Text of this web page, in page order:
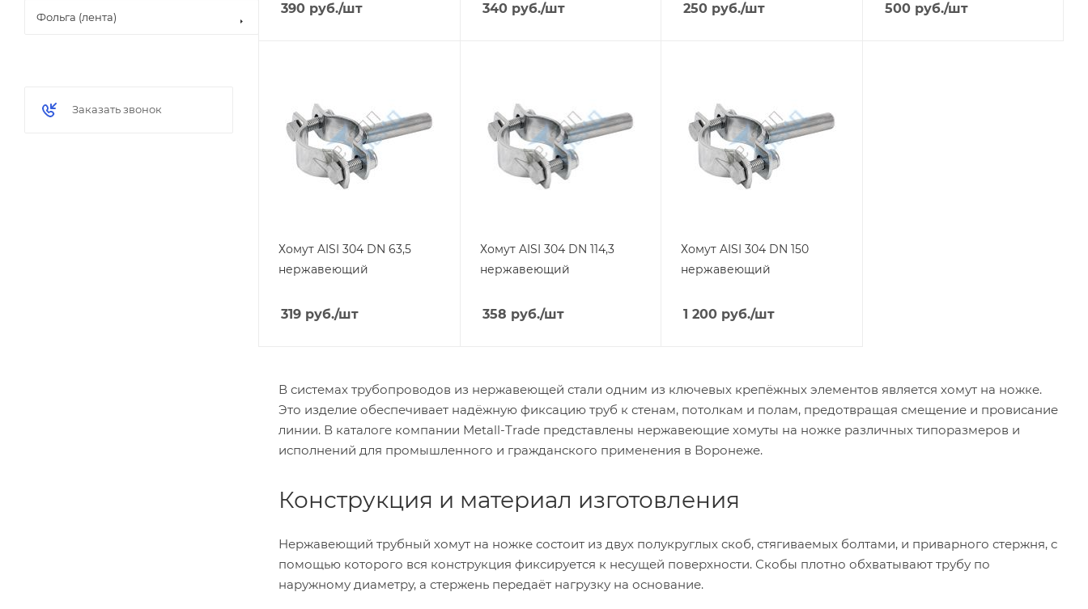
390 руб./шт 340руб./шт 250 руб./шт 500руб./шт
Хомут AISI 304 DN 63,5
нержавеющий
319 руб./шт
Хомут AISI 304 DN 114,3
нержавеющий
358 руб./шт
Хомут AISI 304 DN 150
нержавеющий
1 200 руб./шт
В системах трубопроводов из нержавеющей стали одним из ключевых крепёжных элементов является хомут на ножке.
Это изделие обеспечивает надёжную фиксацию труб к стенам, потолкам и полам, предотвращая смещение и провисание
линии. В каталоге компании Metall-Trade представлены нержавеющие хомуты на ножке различных типоразмеров и
исполнений для промышленного и гражданского применения в Воронеже.
Конструкция и материал изготовления
Нержавеющий трубный хомут на ножке состоит из двух полукруглых скоб, стягиваемых болтами, и приварного стержня, с
помощью которого вся конструкция фиксируется к несущей поверхности. Скобы плотно обхватывают трубу по
наружному диаметру, а стержень передаёт нагрузку на основание.
Фольга (лента)
Заказать звонок